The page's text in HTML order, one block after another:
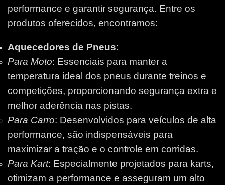
performance e garantir segurança. Entre os
produtos oferecidos, encontramos:
Aquecedores de Pneus:
Para Moto: Essenciais para manter a
temperatura ideal dos pneus durante treinos e
competições, proporcionando segurança extra e
melhor aderência nas pistas.
Para Carro: Desenvolvidos para veículos de alta
performance, são indispensáveis para
maximizar a tração e o controle em corridas.
Para Kart: Especialmente projetados para karts,
otimizam a performance e asseguram um alto